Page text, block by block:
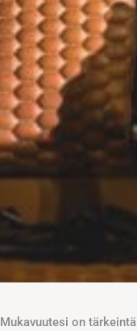
Mukavuutesi on tärkeintä